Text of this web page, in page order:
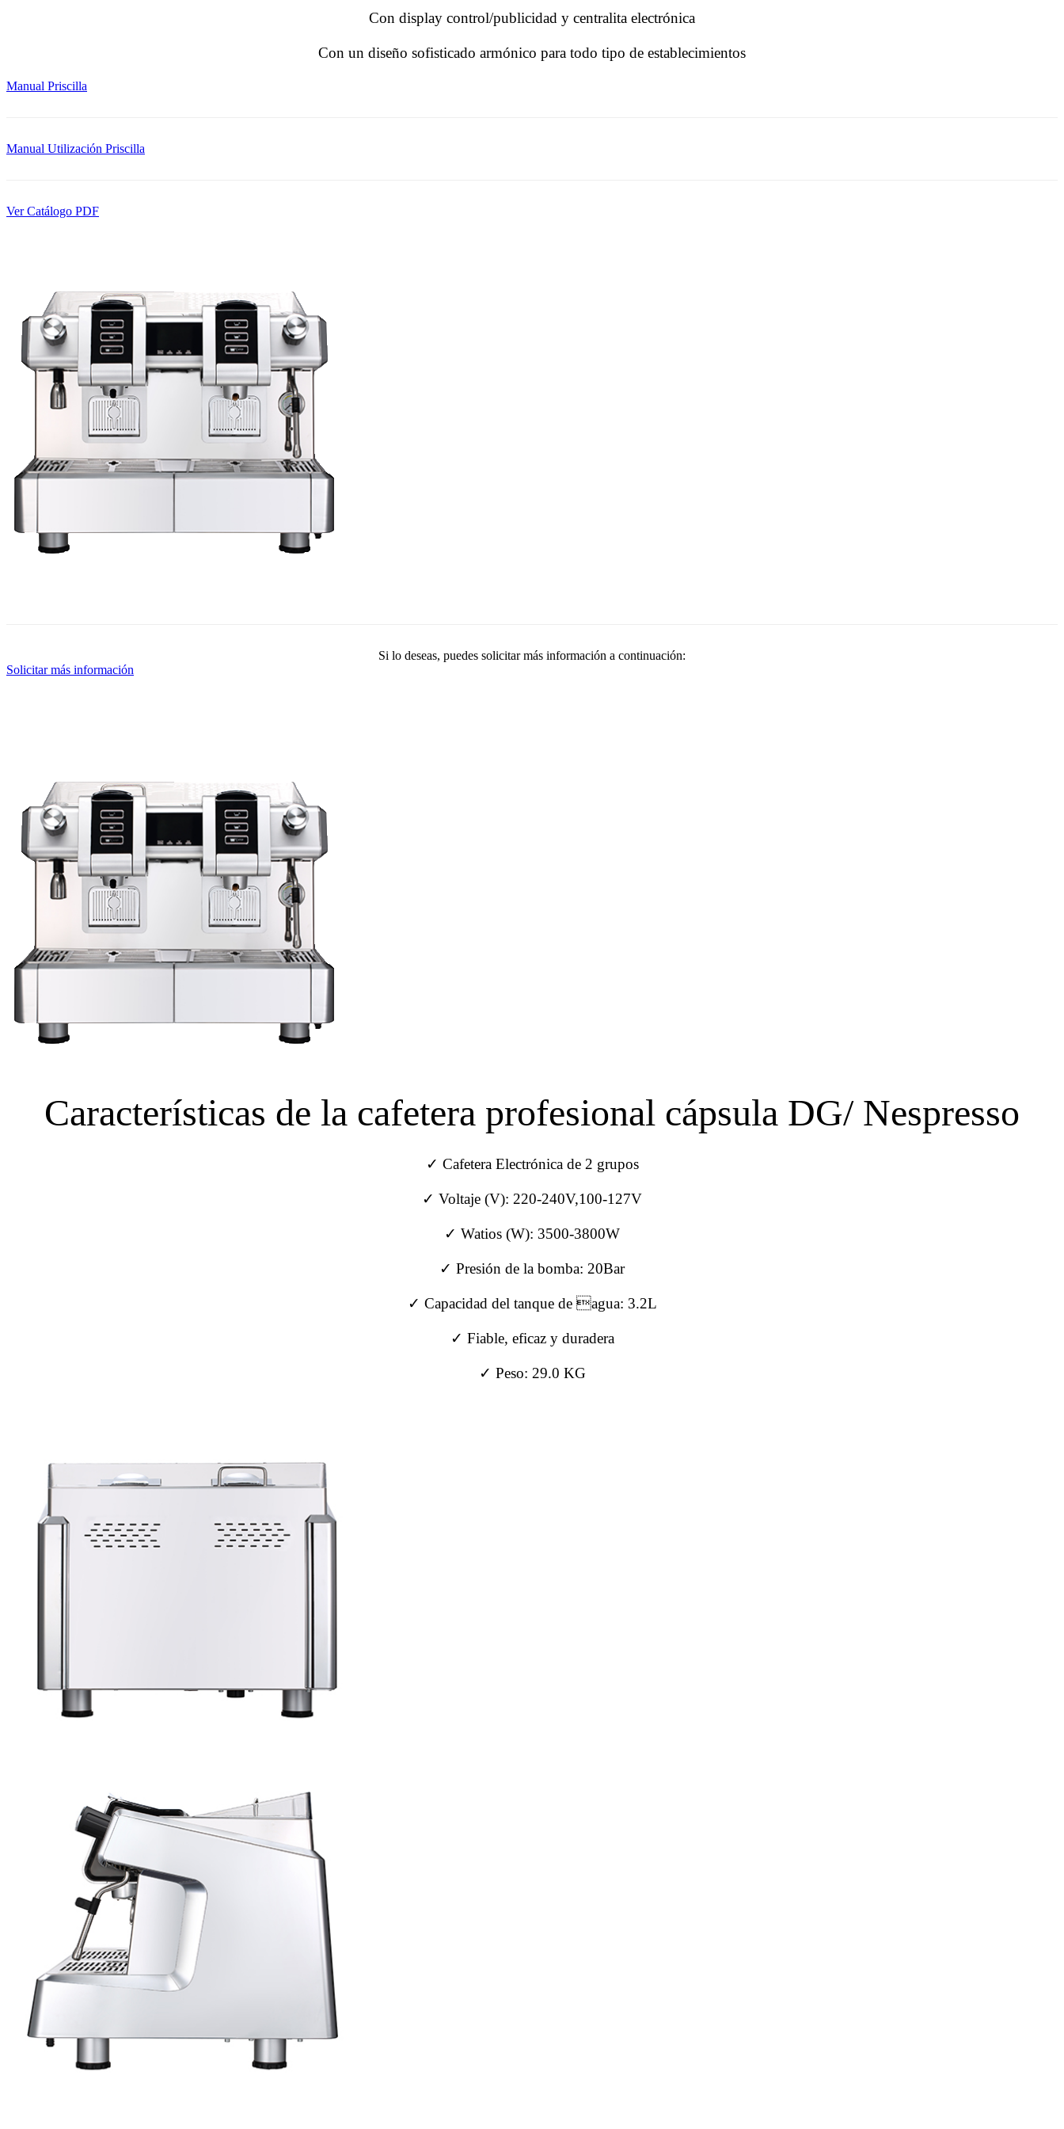
Con display control/publicidad y centralita electrónica
Con un diseño sofisticado armónico para todo tipo de establecimientos
Manual Priscilla
Manual Utilización Priscilla
Ver Catálogo PDF
Si lo deseas, puedes solicitar más información a continuación:
Solicitar más información
Características de la cafetera profesional cápsula DG/ Nespresso
✓ Cafetera Electrónica de 2 grupos
✓ Voltaje (V): 220-240V,100-127V
✓ Watios (W): 3500-3800W
✓ Presión de la bomba: 20Bar
✓ Capacidad del tanque de agua: 3.2L
✓ Fiable, eficaz y duradera
✓ Peso: 29.0 KG